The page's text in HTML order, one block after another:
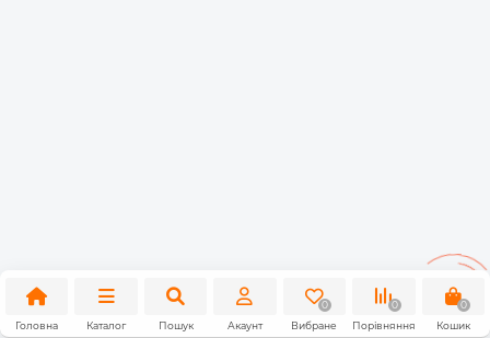
Головна Каталог Пошук Акаунт
0
Вибране
0
Порівняння
0
Кошик